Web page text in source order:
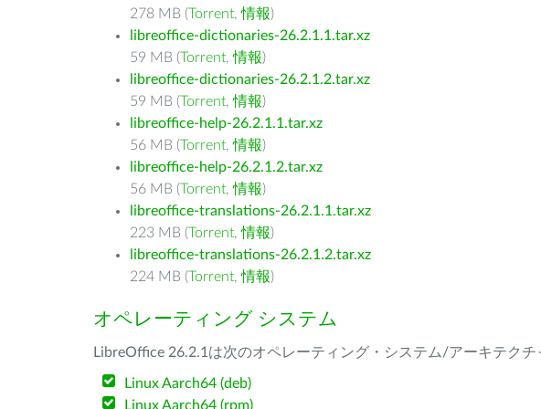
278 MB (Torrent,情報)
libreoffice-dictionaries-26.2.1.1.tar.xz
59 MB (Torrent,情報)
libreoffice-dictionaries-26.2.1.2.tar.xz
59 MB (Torrent,情報)
libreoffice-help-26.2.1.1.tar.xz
56 MB (Torrent,情報)
libreoffice-help-26.2.1.2.tar.xz
56 MB (Torrent,情報)
libreoffice-translations-26.2.1.1.tar.xz
223 MB (Torrent,情報)
libreoffice-translations-26.2.1.2.tar.xz
224 MB (Torrent,情報)
オペレーティング システム
LibreOffice 26.2.1は次のオペレーティング・システム/アーキテクチ
Linux Aarch64 (deb)
Linux Aarch64 (rpm)